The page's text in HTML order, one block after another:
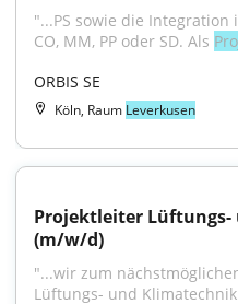
"...PS sowie die
CO, MM, PP oder SD. Als
ORBIS SE
Köln, Raum Leverkusen
Projektleiter
(m/w/d)
"...wir zum
Lüftungs- und